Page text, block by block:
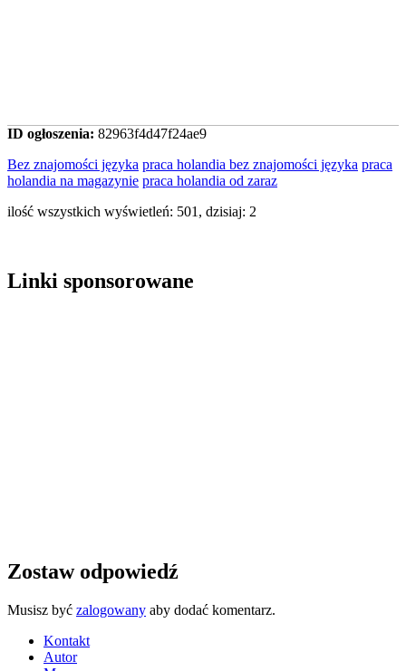
ID ogłoszenia: 82963f4d47f24ae9
Bez znajomości języka praca holandia bez znajomości języka praca
holandia na magazynie praca holandia od zaraz
ilość wszystkich wyświetleń: 501, dzisiaj: 2
Linki sponsorowane
Zostaw odpowiedź
Musisz być zalogowany aby dodać komentarz.
Kontakt
Autor